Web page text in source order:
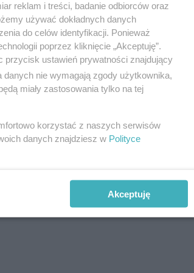
fot:
Redakcja
Newsletter
Reklama
reklam i treści, badanie odbiorców oraz
używać dokładnych danych
do celów identyfikacji. Ponieważ
poprzez kliknięcie „Akceptuję”.
przycisk ustawień prywatności znajdujący
danych nie wymagają zgody użytkownika,
miały zastosowania tylko na tej
korzystać z naszych serwisów
danych znajdziesz w Polityce
Akceptuję